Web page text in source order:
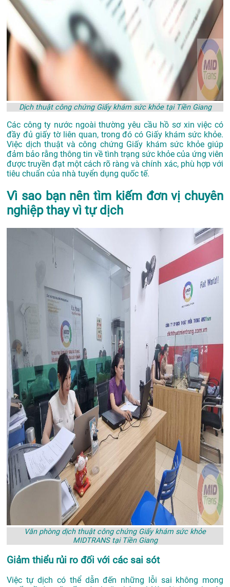
Dịch thuật công chứng Giấy khám sức khỏe tại Tiền Giang
Các công ty nước ngoài thường yêu cầu hồ sơ xin việc có
đầy đủ giấy tờ liên quan, trong đó có Giấy khám sức khỏe.
Việc dịch thuật và công chứng Giấy khám sức khỏe giúp
đảm bảo rằng thông tin về tình trạng sức khỏe của ứng viên
được truyền đạt một cách rõ ràng và chính xác, phù hợp với
tiêu chuẩn của nhà tuyển dụng quốc tế.
Vì sao bạn nên tìm kiếm đơn vị chuyên
nghiệp thay vì tự dịch
Văn phòng dịch thuật công chứng Giấy khám sức khỏe
MIDTRANS tại Tiền Giang
Giảm thiểu rủi ro đối với các sai sót
Việc tự dịch có thể dẫn đến những lỗi sai không mong